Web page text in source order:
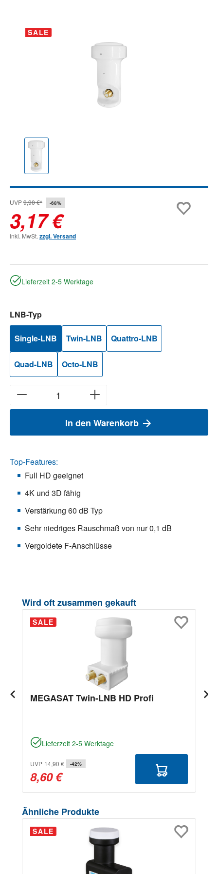
Bildergalerie überspringen
SALE
UVP9,90 €* -68%
3,17 €
inkl. MwSt. zzgl. Versand
Lieferzeit 2-5 Werktage
LNB-Typ
Single-LNB Twin-LNB Quattro-LNB
Quad-LNB Octo-LNB
In den Warenkorb
Top-Features:
Full HD geeignet
4K und 3D fähig
Verstärkung 60 dB Typ
Sehr niedriges Rauschmaß von nur 0,1 dB
Vergoldete F-Anschlüsse
Produktgalerie überspringen
Wird oft zusammen gekauft
SALE
MEGASAT Twin-LNB HD Profi
Lieferzeit 2-5 Werktage
UVP 14,90 € -42%
8,60 €
Produktgalerie überspringen
Ähnliche Produkte
SALE